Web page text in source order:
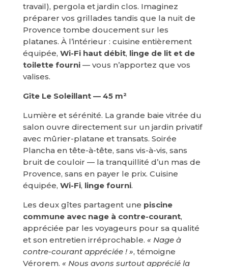
travail), pergola et jardin clos. Imaginez
préparer vos grillades tandis que la nuit de
Provence tombe doucement sur les
platanes. À l’intérieur : cuisine entièrement
équipée, Wi-Fi haut débit, linge de lit et de
toilette fourni— vous n’apportez que vos
valises.
Gîte Le Soleillant — 45 m²
Lumière et sérénité. La grande baie vitrée du
salon ouvre directement sur un jardin privatif
avec mûrier-platane et transats. Soirée
Plancha en tête-à-tête, sans vis-à-vis, sans
bruit de couloir — la tranquillité d’un mas de
Provence, sans en payer le prix. Cuisine
équipée, Wi-Fi, linge fourni.
Les deux gîtes partagent une piscine
commune avec nage à contre-courant,
appréciée par les voyageurs pour sa qualité
et son entretien irréprochable. « Nage à
contre-courant appréciée ! », témoigne
Vérorem. « Nous avons surtout apprécié la